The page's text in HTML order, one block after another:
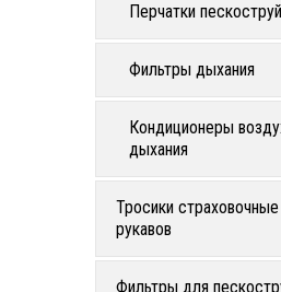
Перчатки
Фильтры дыхания
Кондиционеры
дыхания
Тросики
рукавов
Фильтры для